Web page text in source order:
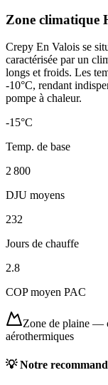
Zone climatique
Crepy En Valois se
caractérisée par un
longs et froids. Les
-10°C, rendant
pompe à chaleur.
-15°C
Temp. de base
2 800
DJU moyens
232
Jours de chauffe
2.8
COP moyen PAC
Zone de plaine —
aérothermiques
💡 Notre